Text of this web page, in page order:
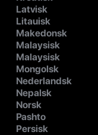
Latvisk
Litauisk
Makedonsk
Malaysisk
Malaysisk
Mongolsk
Nederlandsk
Nepalsk
Norsk
Pashto
Persisk